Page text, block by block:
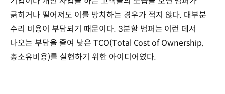
긁히거나 떨어져도 이를 방치하는 경우가 적지 않다. 대부분
수리 비용이 부담되기 때문이다. 3분할 범퍼는 이런 데서
나오는 부담을 줄여 낮은 TCO(Total Cost of Ownership,
총소유비용)를 실현하기 위한 아이디어였다.